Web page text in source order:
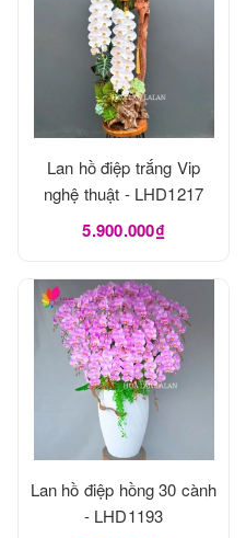
Lan hồ điệp trắng Vip
nghệ thuật - LHD1217
5.900.000₫
Lan hồ điệp hồng 30 cành
- LHD1193